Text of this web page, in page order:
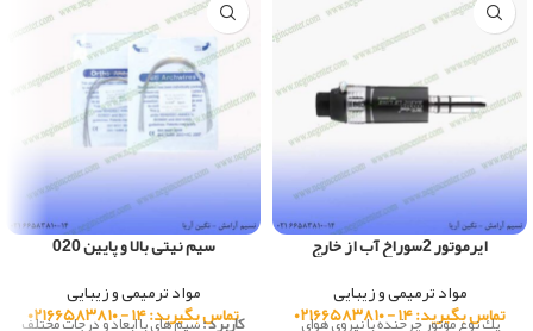
ایرموتور 2سوراخ آب از خارج
مواد ترمیمی و زیبایی
تماس بگیرید: ۱۴ - ۰۲۱۶۶۵۸۳۸۱۰
يك نوع موتور چرخنده با نيروي هواي
سیم نیتی بالا و پایین 020
مواد ترمیمی و زیبایی
تماس بگیرید: ۱۴ - ۰۲۱۶۶۵۸۳۸۱۰
کاربرد :سيم هاي با ابعاد و درجات مختلف